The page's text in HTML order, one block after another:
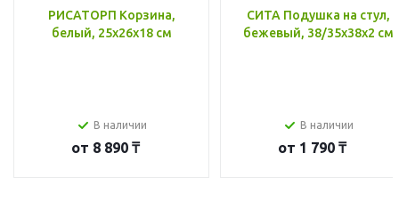
РИСАТОРП Корзина,
белый, 25x26x18 см
В наличии
от 8 890 ₸
СИТА Подушка на стул,
бежевый, 38/35x38x2 см
В наличии
от 1 790 ₸